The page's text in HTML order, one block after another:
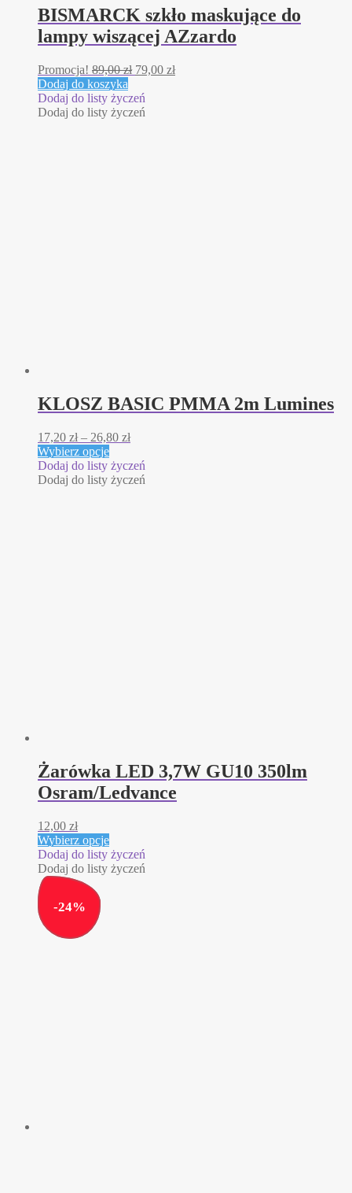
BISMARCK szkło maskujące do
lampy wiszącej AZzardo
Promocja! 89,00zł Pierwotna
wynosiła:
89,00 zł.
79,00 złAktualna
Dodaj do koszyka
Dodaj do listy życzeń
Dodaj do listy życzeń
KLOSZ BASIC PMMA 2m Lumines
17,20 zł – 26,80 złZakres
od
17,20 zł
Wybierz opcjeTen
produkt
ma
Dodaj do listy życzeń
Dodaj do listy życzeń
Żarówka LED 3,7W GU10 350lm
Osram/Ledvance
12,00 zł
Wybierz opcjeTen
produkt
ma
Dodaj do listy życzeń
Dodaj do listy życzeń
-24%